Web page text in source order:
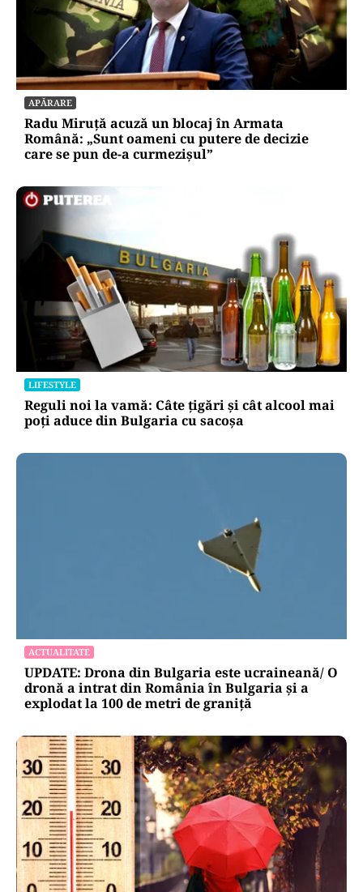
SOCIAL
Ambulanța cu escală la aprozar. Dacă vrea
Dumnezeu, pacientul ajunge; dacă nu, măcar
luăm niște roșii
APĂRARE
Radu Miruță acuză un blocaj în Armata
Română: „Sunt oameni cu putere de decizie
care se pun de-a curmezișul”
Reguli noi la vamă: Câte țigări și cât alcool mai
poți aduce din Bulgaria cu sacoșa